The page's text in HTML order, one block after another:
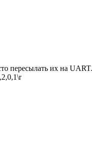
пересылать их на